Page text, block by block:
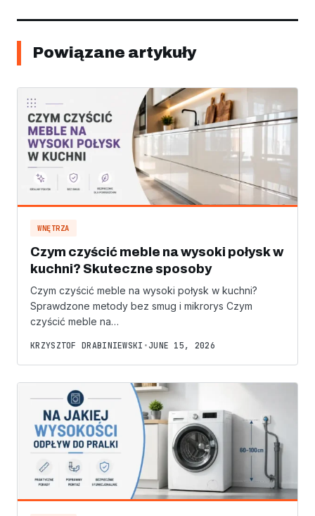
Powiązane artykuły
WNĘTRZA
Czym czyścić meble na wysoki połysk w
kuchni? Skuteczne sposoby
Czym czyścić meble na wysoki połysk w kuchni?
Sprawdzone metody bez smug i mikrorys Czym
czyścić meble na…
KRZYSZTOF DRABINIEWSKI • JUNE 15, 2026